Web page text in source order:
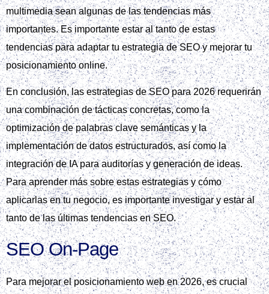
multimedia sean algunas de las tendencias más
importantes. Es importante estar al tanto de estas
tendencias para adaptar tu estrategia de SEO y mejorar tu
posicionamiento online.
En conclusión, las estrategias de SEO para 2026 requerirán
una combinación de tácticas concretas, como la
optimización de palabras clave semánticas y la
implementación de datos estructurados, así como la
integración de IA para auditorías y generación de ideas.
Para aprender más sobre estas estrategias y cómo
aplicarlas en tu negocio, es importante investigar y estar al
tanto de las últimas tendencias en SEO.
SEO On‑Page
Para mejorar el posicionamiento web en 2026, es crucial